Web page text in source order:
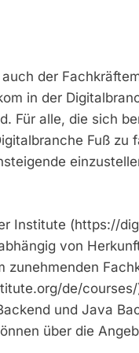
der
in der
Für alle, die sich
Fuß zu
Institute (https://
von
de/
und Java
über die